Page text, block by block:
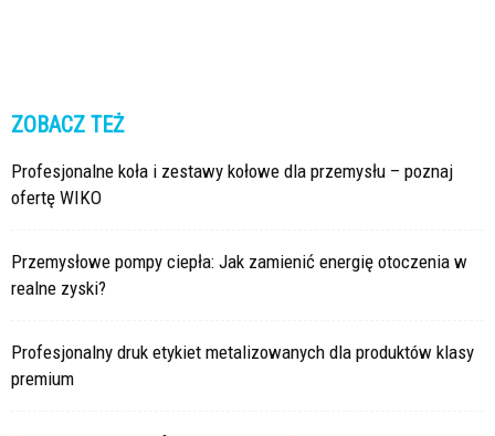
ZOBACZ TEŻ
Profesjonalne koła i zestawy kołowe dla przemysłu – poznaj
ofertę WIKO
Przemysłowe pompy ciepła: Jak zamienić energię otoczenia w
realne zyski?
Profesjonalny druk etykiet metalizowanych dla produktów klasy
premium